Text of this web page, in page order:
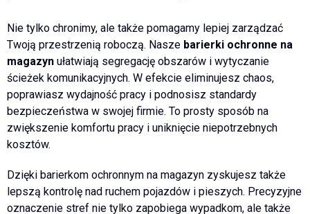
Nie tylko chronimy, ale także pomagamy lepiej zarządzać
Twoją przestrzenią roboczą. Nasze barierki ochronne na
magazyn ułatwiają segregację obszarów i wytyczanie
ścieżek komunikacyjnych. W efekcie eliminujesz chaos,
poprawiasz wydajność pracy i podnosisz standardy
bezpieczeństwa w swojej firmie. To prosty sposób na
zwiększenie komfortu pracy i uniknięcie niepotrzebnych
kosztów.
Dzięki barierkom ochronnym na magazyn zyskujesz także
lepszą kontrolę nad ruchem pojazdów i pieszych. Precyzyjne
oznaczenie stref nie tylko zapobiega wypadkom, ale także